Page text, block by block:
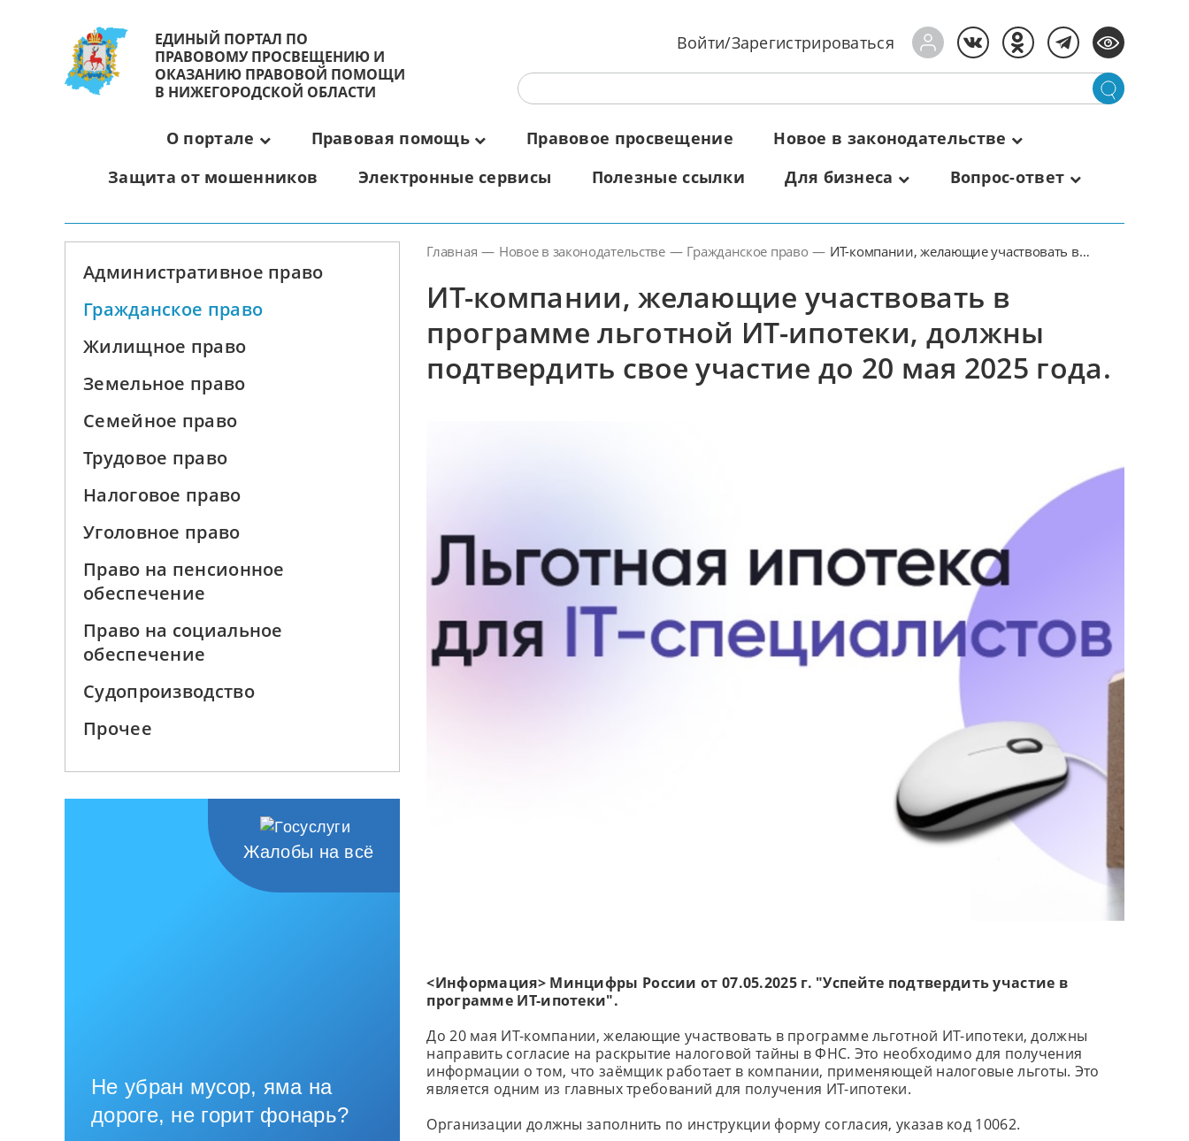
ЕДИНЫЙ ПОРТАЛ ПО
ПРАВОВОМУ ПРОСВЕЩЕНИЮ И
ОКАЗАНИЮ ПРАВОВОЙ ПОМОЩИ
В НИЖЕГОРОДСКОЙ ОБЛАСТИ
Войти/Зарегистрироваться
О портале Правовая помощь Правовое просвещение
Новое в законодательстве
Защита от мошенников
Электронные сервисы Полезные ссылки Для бизнеса Вопрос-ответ
Административное право
Гражданское право
Жилищное право
Земельное право
Семейное право
Трудовое право
Налоговое право
Уголовное право
Право на пенсионное
обеспечение
Право на социальное
обеспечение
Судопроизводство
Прочее
Жалобы на всё
Не убран мусор, яма на
дороге, не горит фонарь?
Главная — Новое в законодательстве — Гражданское право — ИТ-компании, желающие участвовать в
подтвердить свое участие до 20 мая 2025
года.
ИТ-компании, желающие участвовать в
программе льготной ИТ-ипотеки, должны
подтвердить свое участие до 20 мая 2025 года.
<Информация> Минцифры России от 07.05.2025 г. "Успейте подтвердить участие в
программе ИТ-ипотеки".
До 20 мая ИТ-компании, желающие участвовать в программе льготной ИТ-ипотеки, должны
направить согласие на раскрытие налоговой тайны в ФНС. Это необходимо для получения
информации о том, что заёмщик работает в компании, применяющей налоговые льготы. Это
является одним из главных требований для получения ИТ-ипотеки.
Организации должны заполнить по инструкции форму согласия, указав код 10062.